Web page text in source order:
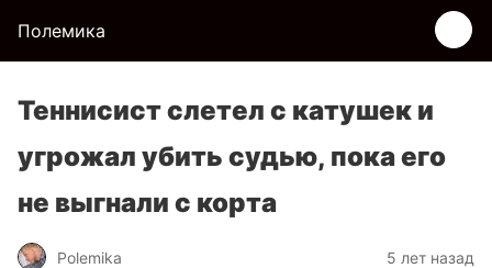
Полемика
Теннисист слетел с катушек и
угрожал убить судью, пока его
не выгнали с корта
Polemika 5 лет назад